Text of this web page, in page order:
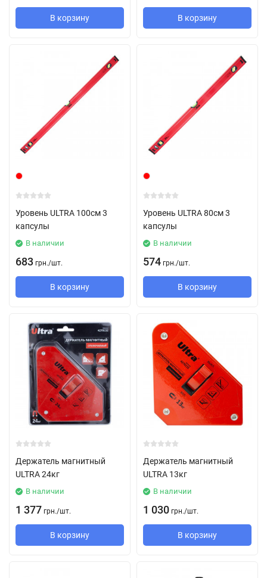
В корзину В корзину
Уровень ULTRA 100см 3
капсулы
В наличии
683 грн./шт.
В корзину
Уровень ULTRA 80см 3
капсулы
В наличии
574 грн./шт.
В корзину
Держатель магнитный
ULTRA 24кг
В наличии
1 377 грн./шт.
В корзину
Держатель магнитный
ULTRA 13кг
В наличии
1 030 грн./шт.
В корзину